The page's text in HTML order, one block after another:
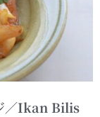
／Ikan Bilis